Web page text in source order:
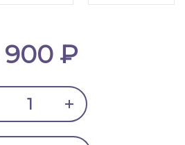
900 ₽